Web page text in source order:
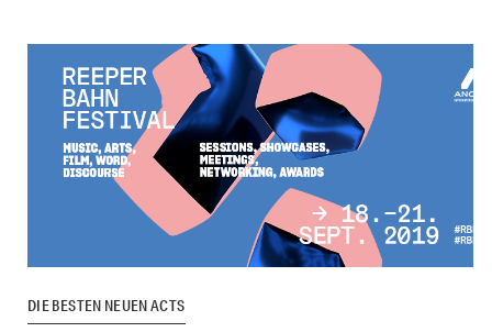
DIE BESTEN NEUEN ACTS